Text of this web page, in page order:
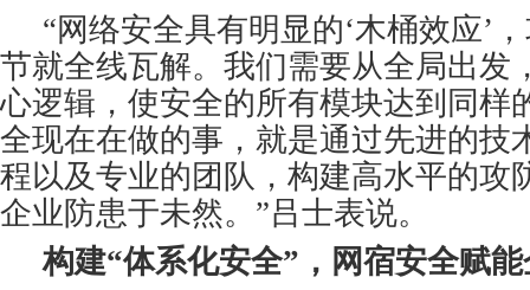
“网络安全具有明显的‘木桶效应’
节就全线瓦解。我们需要从全局出发
心逻辑，使安全的所有模块达到同样
全现在在做的事，就是通过先进的技
程以及专业的团队，构建高水平的攻
企业防患于未然。”吕士表说。
构建“体系化安全”，网宿安全赋